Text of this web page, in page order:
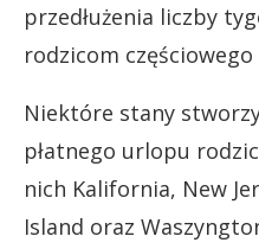
przedłużenia liczby
rodzicom
Niektóre stany
płatnego urlopu
nich Kalifornia, New
Island oraz